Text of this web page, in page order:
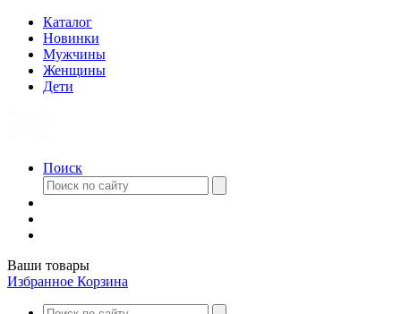
Каталог
Новинки
Мужчины
Женщины
Дети
Поиск
Ваши товары
Избранное Корзина